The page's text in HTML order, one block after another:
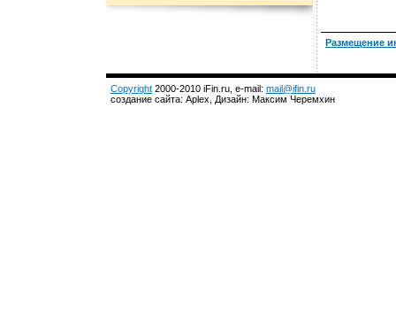
Размещение
Copyright 2000-2010 iFin.ru, e-mail: mail@ifin.ru
создание сайта: Aplex, Дизайн: Максим Черемхин